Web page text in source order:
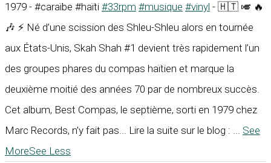
1979 - #caraïbe #haïti #33rpm #musique #vinyl - 🇭🇹 🎺 🔥
🎶 ⚡ Né d’une scission des Shleu-Shleu alors en tournée
aux États-Unis, Skah Shah #1 devient très rapidement l’un
des groupes phares du compas haïtien et marque la
deuxième moitié des années 70 par de nombreux succès.
Cet album, Best Compas, le septième, sorti en 1979 chez
Marc Records, n’y fait pas... Lire la suite sur le blog : ... See
MoreSee Less